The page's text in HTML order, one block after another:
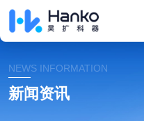
NEWS INFORMATION
新闻资讯